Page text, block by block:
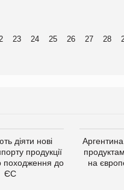
23 24 25 26 27 28
діяти нові
продукції
походження до
ЄС
на